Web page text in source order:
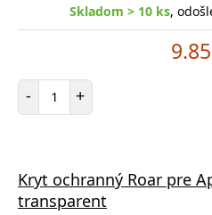
Skladom > 10 ks,
- Počet položiek
+
Kryt ochranný Roar pre
transparent